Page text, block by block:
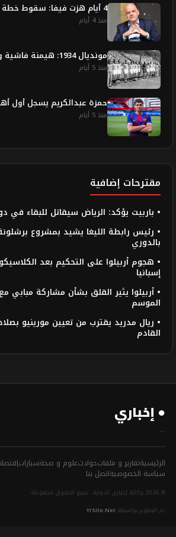
4 أيام هزت فيفا: سقوط خطة إنفانتينو
منذ 4 أيام
مونديال 1934: هيمنة فاشية وحضور مصري تاريخي
منذ 5 أيام
حمزة عبدالكريم يسجل أول
منذ 5 أيام
مقترحات إضافية
• باربيت يؤكد: الرياض سيقاتل للبقاء في
• رئيس رابطة الليغا يشيد بمشروع
بالدوري
• هجوم أربيلوا على التحكيم بعد
إسبانيا
• أربيلوا يثير القلق بشأن مشاركة مبابي
الموسم
• ريال مدريد يقترب من تعيين مورينيو
القادم
● إخباري
...
الرئيسيةتقارير و ملفاتحوادثعلوم و صحةسيارات
سياسة الخصوصيةاتصل بنا
© 2026 وكالة إخباري الدولية. جميع الحقوق محفوظة.
تم التطوير بواسطة YrSite.Net